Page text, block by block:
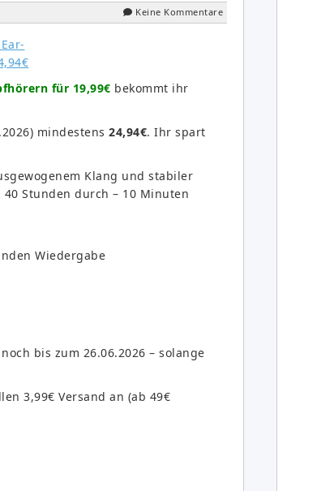
Keine Kommentare
für 19,99€ bekommt ihr
mindestens 24,94€. Ihr spart
Klang und stabiler
Stunden durch – 10 Minuten
Wiedergabe
bis zum 26.06.2026 – solange
3,99€ Versand an (ab 49€